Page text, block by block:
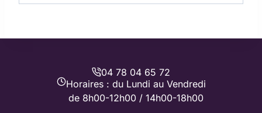
04 78 04 65 72
Horaires : du Lundi au Vendredi
de 8h00-12h00 / 14h00-18h00